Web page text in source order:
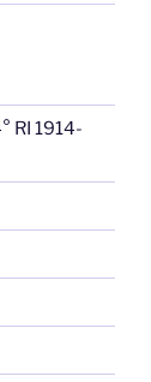
RI 1914-